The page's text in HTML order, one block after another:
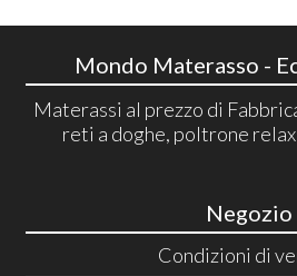
Mondo Materasso -
Materassi al prezzo di
reti a doghe, poltrone
Negozio
Condizioni di